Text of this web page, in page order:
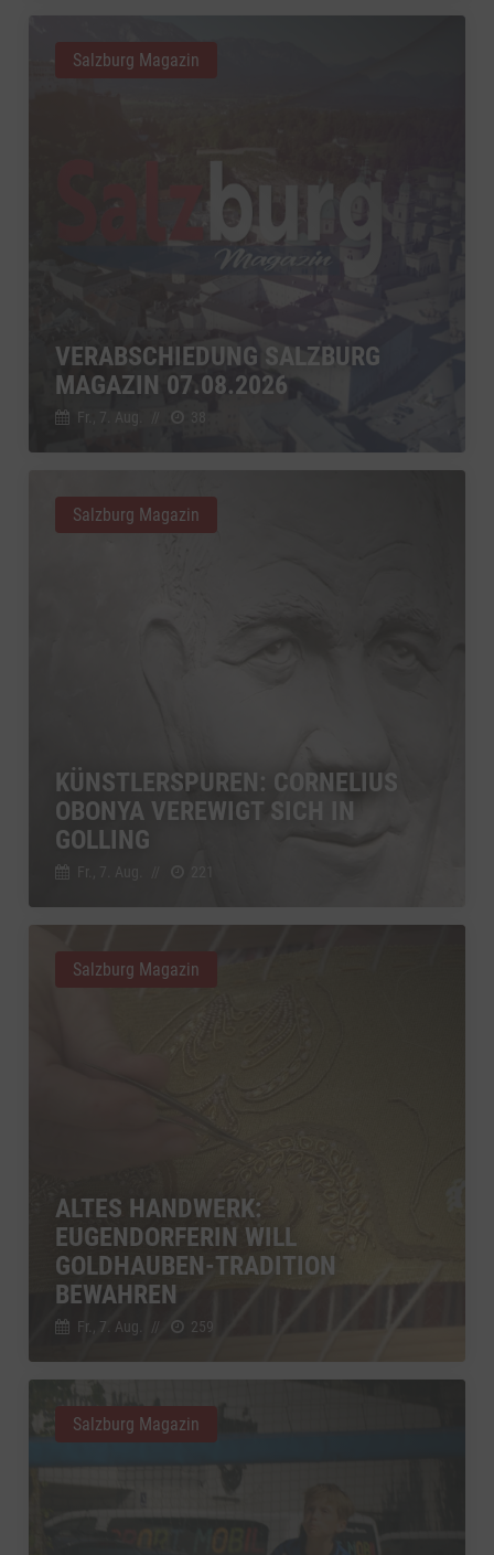
VERABSCHIEDUNG SALZBURG
MAGAZIN 07.08.2026
Fr., 7. Aug. 38
Salzburg Magazin
KÜNSTLERSPUREN: CORNELIUS
OBONYA VEREWIGT SICH IN
GOLLING
Fr., 7. Aug.
Salzburg Magazin
ALTES HANDWERK:
EUGENDORFERIN WILL
GOLDHAUBEN-TRADITION
BEWAHREN
Fr., 7. Aug. // 259
Salzburg Magazin
Salzburg Magazin